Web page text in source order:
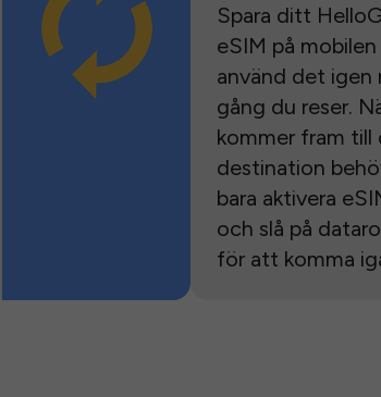
Spara ditt
eSIM på
använd det igen
gång du reser.
kommer fram till
destination
bara aktivera
och slå på
för att komma